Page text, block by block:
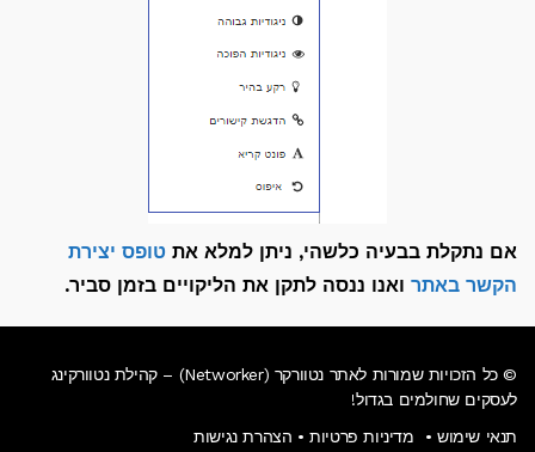
אם נתקלת בבעיה כלשהי, ניתן למלא את טופס יצירת
הקשר באתר ואנו ננסה לתקן את הליקויים בזמן סביר.
© כל הזכויות שמורות לאתר נטוורקר (Networker) – קהילת נטוורקינג
לעסקים שחולמים בגדול!
תנאי שימוש • מדיניות פרטיות• הצהרת נגישות